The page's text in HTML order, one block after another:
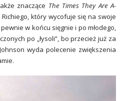
znaczące The Times They Are A-
Richiego, który wycofuje się na swoje
w końcu sięgnie i po młodego,
po „łysoli”, bo przecież już za
wyda polecenie zwiększenia